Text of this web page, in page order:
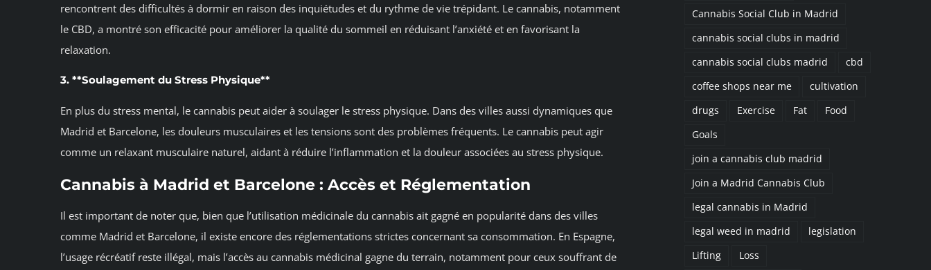
rencontrent des difficultés à dormir en raison des inquiétudes et du rythme de vie trépidant. Le cannabis, notamment
le CBD, a montré son efficacité pour améliorer la qualité du sommeil en réduisant l’anxiété et en favorisant la
relaxation.
3. **Soulagement du Stress Physique**
En plus du stress mental, le cannabis peut aider à soulager le stress physique. Dans des villes aussi dynamiques que
Madrid et Barcelone, les douleurs musculaires et les tensions sont des problèmes fréquents. Le cannabis peut agir
comme un relaxant musculaire naturel, aidant à réduire l’inflammation et la douleur associées au stress physique.
Cannabis à Madrid et Barcelone : Accès et Réglementation
Il est important de noter que, bien que l’utilisation médicinale du cannabis ait gagné en popularité dans des villes
comme Madrid et Barcelone, il existe encore des réglementations strictes concernant sa consommation. En Espagne,
l’usage récréatif reste illégal, mais l’accès au cannabis médicinal gagne du terrain, notamment pour ceux souffrant de
Cannabis Social Club in Madrid
cannabis social clubs in madrid
cannabis social clubs madrid
cbd
coffee shops near me
cultivation
drugs
Exercise Fat
Food
Goals
join a cannabis club madrid
Join a Madrid Cannabis Club
legal cannabis in Madrid
legal weed in madrid
legislation
Lifting
Loss